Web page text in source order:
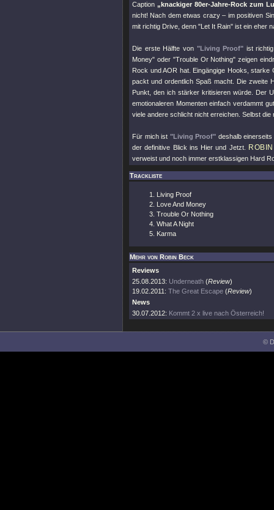
Caption „knackiger 80er-Jahre-Rock zum
nicht! Nach dem etwas crazy – im positiven
mit richtig Drive, denn "Let It Rain" ist ein eher
Die erste Hälfte von "Living Proof" ist
Money" oder "Trouble Or Nothing" zeigen
Rock und AOR hat. Eingängige Hooks,
packt und ordentlich Spaß macht. Die zweite
Punkt, den ich stärker kritisieren würde. Der
emotionaleren Momenten einfach verdammt
viele andere schlicht nicht erreichen. Selbst
Für mich ist "Living Proof" deshalb
der definitive Blick ins Hier und Jetzt.
verweist und noch immer erstklassigen Hard
Trackliste
Living Proof
Love And Money
Trouble Or Nothing
What A Night
Karma
Mehr von Robin Beck
Reviews
25.08.2013: Underneath (Review)
19.02.2011: The Great Escape (Review)
News
30.07.2012: Kommt 2 x live nach Österreich!
©